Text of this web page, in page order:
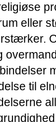
eller
til